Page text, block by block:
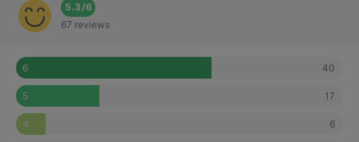
5.3/6
67 reviews
6 40
5 17
4 6